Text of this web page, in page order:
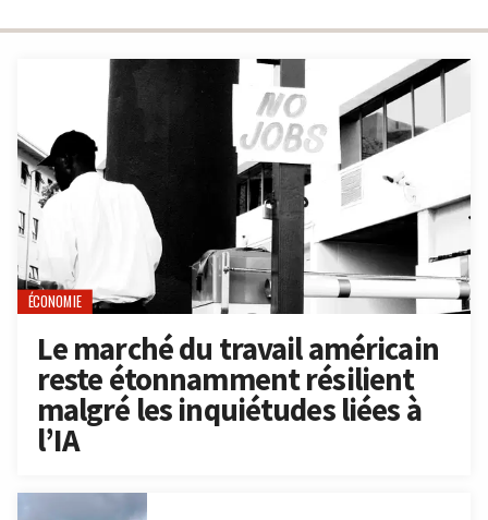
ÉCONOMIE
Le marché du travail américain
reste étonnamment résilient
malgré les inquiétudes liées à
l’IA